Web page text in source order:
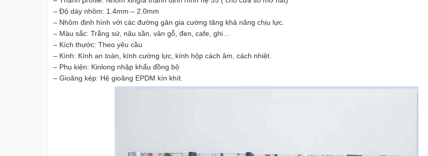
– Độ dày nhôm: 1.4mm – 2.0mm
– Nhôm định hình với các đường gân gia cường tăng khả năng chịu lực.
– Màu sắc: Trắng sứ, nâu sần, vân gỗ, đen, cafe, ghi…
– Kích thước: Theo yêu cầu
– Kính: Kính an toàn, kính cường lực, kính hộp cách âm, cách nhiệt.
– Phụ kiện: Kinlong nhập khẩu đồng bộ
– Gioăng kép: Hệ gioăng EPDM kín khít.